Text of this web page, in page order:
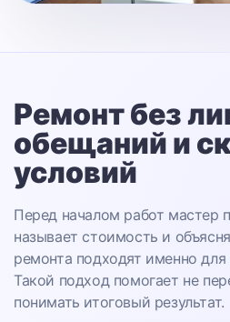
Ремонт без
обещаний и
условий
Перед началом работ мастер
называет стоимость и
ремонта подходят именно
Такой подход помогает не
понимать итоговый результат.